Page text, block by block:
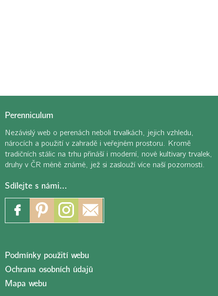
Perenniculum
Nezávislý web o perenách neboli trvalkách, jejich vzhledu,
nárocích a použití v zahradě i veřejném prostoru. Kromě
tradičních stálic na trhu přináší i moderní, nové kultivary trvalek,
druhy v ČR méně známé, jež si zaslouží více naší pozornosti.
Sdílejte s námi…
Podmínky použití webu
Ochrana osobních údajů
Mapa webu